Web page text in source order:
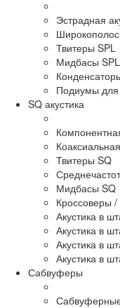
Эстрадная
Твитеры SPL
Мидбасы SPL
Подиумы для
SQ акустика
Твитеры SQ
Мидбасы SQ
Кроссоверы
Акустика в
Акустика в
Акустика в
Акустика в
Сабвуферы